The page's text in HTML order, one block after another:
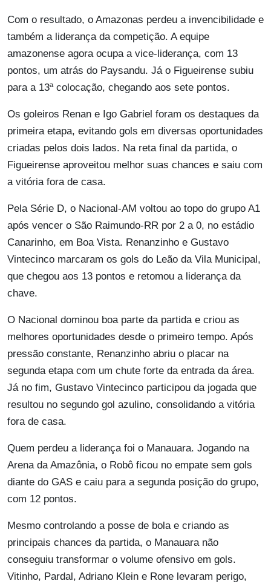
Com o resultado, o Amazonas perdeu a invencibilidade e
também a liderança da competição. A equipe
amazonense agora ocupa a vice-liderança, com 13
pontos, um atrás do Paysandu. Já o Figueirense subiu
para a 13ª colocação, chegando aos sete pontos.
Os goleiros Renan e Igo Gabriel foram os destaques da
primeira etapa, evitando gols em diversas oportunidades
criadas pelos dois lados. Na reta final da partida, o
Figueirense aproveitou melhor suas chances e saiu com
a vitória fora de casa.
Pela Série D, o Nacional-AM voltou ao topo do grupo A1
após vencer o São Raimundo-RR por 2 a 0, no estádio
Canarinho, em Boa Vista. Renanzinho e Gustavo
Vintecinco marcaram os gols do Leão da Vila Municipal,
que chegou aos 13 pontos e retomou a liderança da
chave.
O Nacional dominou boa parte da partida e criou as
melhores oportunidades desde o primeiro tempo. Após
pressão constante, Renanzinho abriu o placar na
segunda etapa com um chute forte da entrada da área.
Já no fim, Gustavo Vintecinco participou da jogada que
resultou no segundo gol azulino, consolidando a vitória
fora de casa.
Quem perdeu a liderança foi o Manauara. Jogando na
Arena da Amazônia, o Robô ficou no empate sem gols
diante do GAS e caiu para a segunda posição do grupo,
com 12 pontos.
Mesmo controlando a posse de bola e criando as
principais chances da partida, o Manauara não
conseguiu transformar o volume ofensivo em gols.
Vitinho, Pardal, Adriano Klein e Rone levaram perigo,